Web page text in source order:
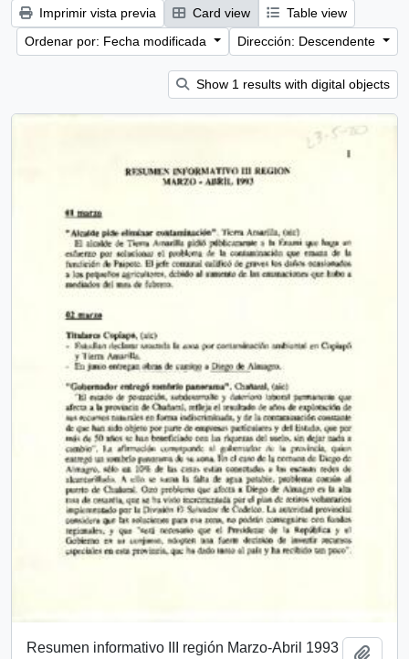
Imprimir vista previa Card view
Table view
Ordenar por: Fecha modificada
Dirección: Descendente
Show 1 results with digital objects
Resumen informativo III región Marzo-Abril 1993